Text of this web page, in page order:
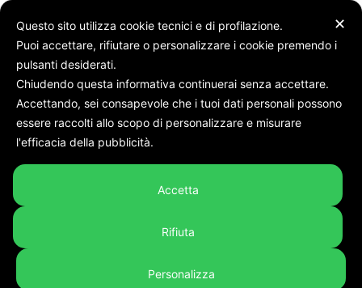
STORTINI
Tag:STORTINI
✕
Questo sito utilizza cookie tecnici e di profilazione.
Puoi accettare, rifiutare o personalizzare i cookie premendo i
pulsanti desiderati.
Chiudendo questa informativa continuerai senza accettare.
Accettando, sei consapevole che i tuoi dati personali possono
essere raccolti allo scopo di personalizzare e misurare
l'efficacia della pubblicità.
Accetta
Rifiuta
Personalizza